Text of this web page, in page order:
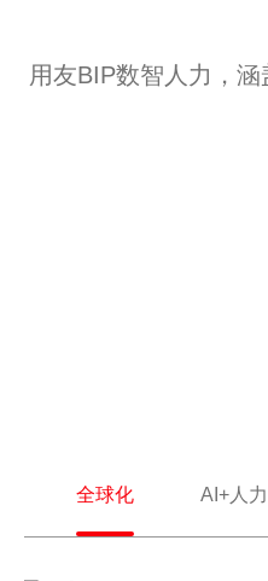
用友BIP数智人力，
全球化 AI+人力